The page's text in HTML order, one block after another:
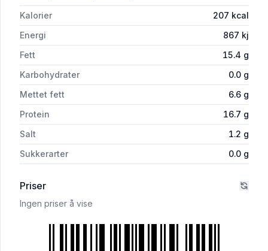
Kalorier 207 kcal
Energi
867 kj
Fett
15.4 g
Karbohydrater
0.0 g
Mettet fett
6.6 g
Protein
16.7 g
Salt
1.2 g
Sukkerarter
0.0 g
Priser
Ingen priser å vise